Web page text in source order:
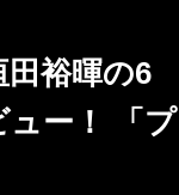
田裕暉の6
ュー！ 「プ